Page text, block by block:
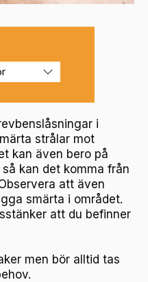
i
strålar mot
kan även bero på
kan det komma från
att även
smärta i området.
att du befinner
men bör alltid tas